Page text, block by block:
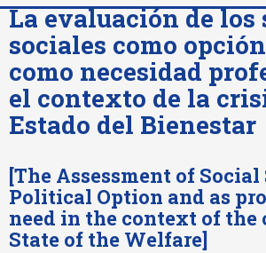
La evaluación de
sociales como
como necesidad
el contexto de la
Estado del Bienestar
[The Assessment of Social
Political Option and as
need in the context of the
State of the Welfare]